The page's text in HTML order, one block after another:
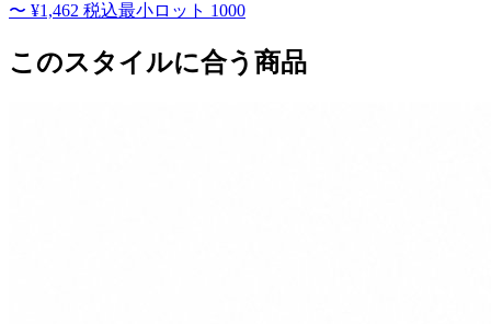
〜 ¥1,462 税込最小ロット 1000
このスタイルに合う商品